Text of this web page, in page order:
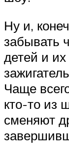
Ну и,
забывать
детей и
Чаще
кто-то из
сменяют